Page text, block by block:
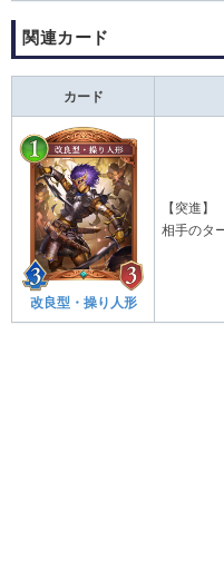
関連カード
カード
改良型・ 操り 人形
【 突進 】
相手のタ